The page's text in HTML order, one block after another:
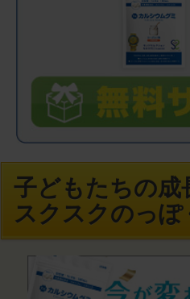
子どもたちの成
スクスクのっ